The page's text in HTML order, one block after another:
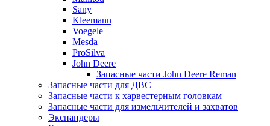
Sany
Kleemann
Voegele
Mesda
ProSilva
John Deere
Запасные части John Deere Reman
Запасные части для ДВС
Запасные части к харвестерным головкам
Запасные части для измельчителей и захватов
Экспандеры